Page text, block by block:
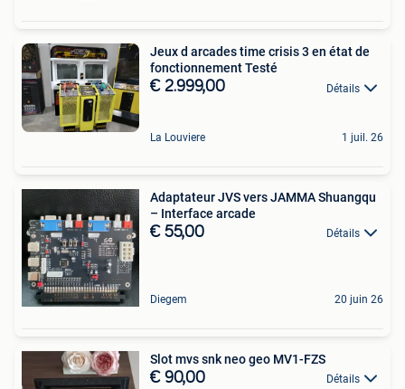
Jeux d arcades time crisis 3 en état de
fonctionnement Testé
€ 2.999,00 Détails
La Louviere 1 juil. 26
Adaptateur JVS vers JAMMA Shuangqu
– Interface arcade
€ 55,00 Détails
Diegem 20 juin 26
Slot mvs snk neo geo MV1-FZS
€ 90,00 Détails